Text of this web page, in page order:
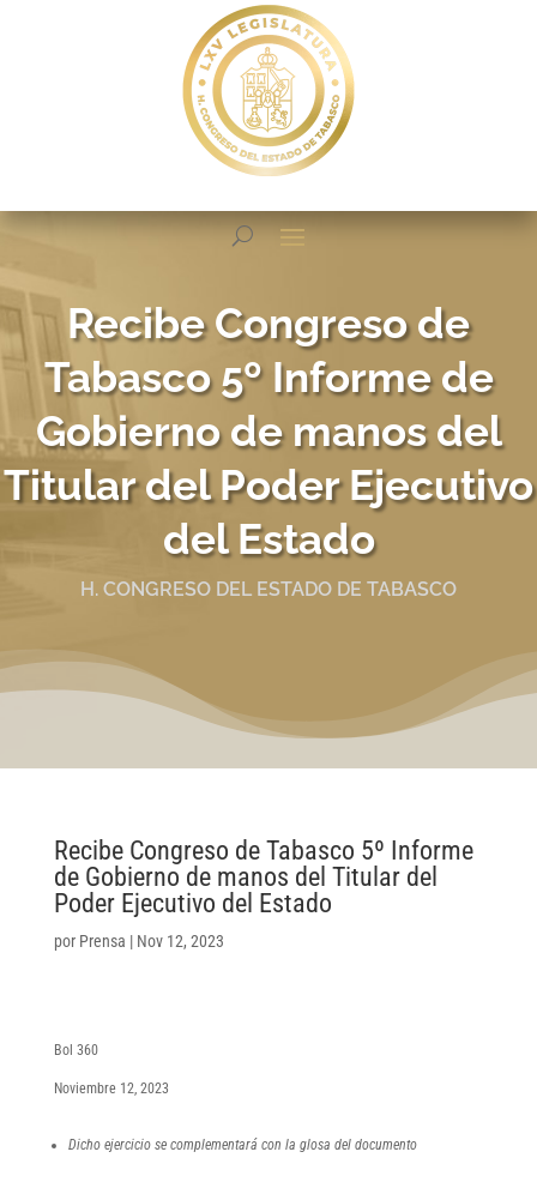
Recibe Congreso de
Tabasco 5º Informe de
Gobierno de manos del
Titular del Poder Ejecutivo
del Estado
H. CONGRESO DEL ESTADO DE TABASCO
Recibe Congreso de Tabasco 5º Informe
de Gobierno de manos del Titular del
Poder Ejecutivo del Estado
por Prensa | Nov 12, 2023
Bol 360
Noviembre 12, 2023
Dicho ejercicio se complementará con la glosa del documento